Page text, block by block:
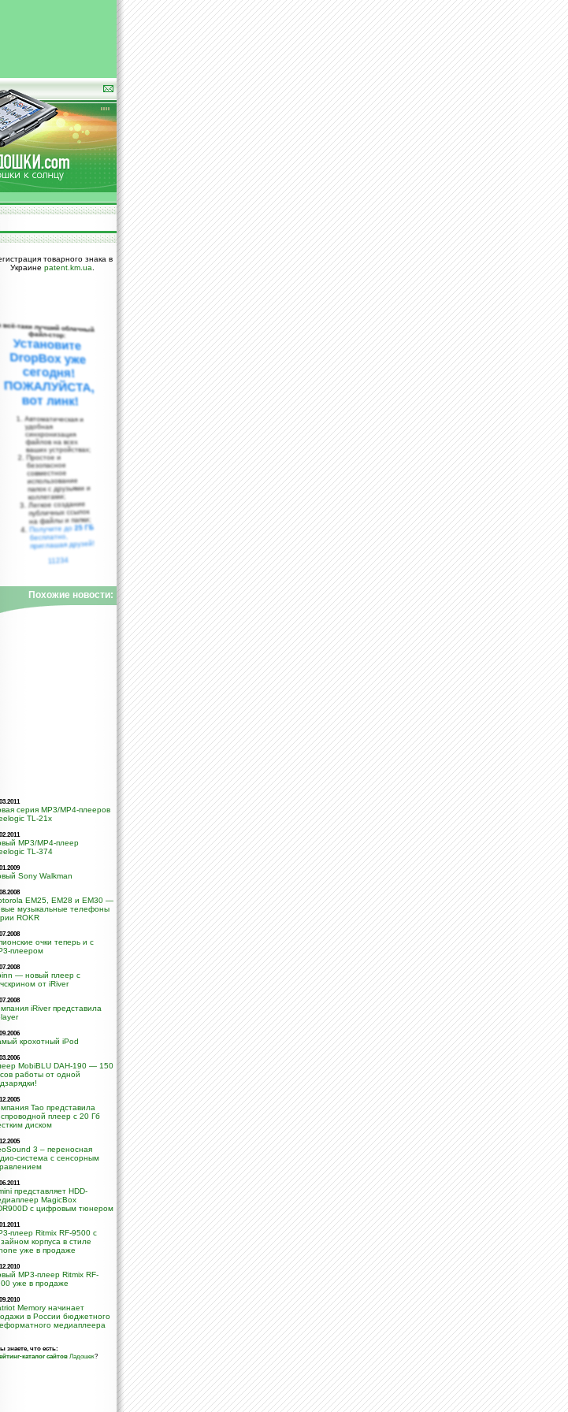
товарного знака в
Украине patent.km.ua
всё-таки лучший облачный
файл-стор:
Установите
DropBox уже
сегодня!
ПОЖАЛУЙСТА,
вот линк!
Автоматическая и
удобная
синхронизация
файлов на всех
ваших устройствах;
Простое и
безопасное
совместное
использование
папок с друзьями и
коллегами;
Легкое создание
публичных ссылок
на файлы и папки;
Получите до25 ГБ
бесплатно,
приглашая друзей!
11234
Похожие новости:
серия MP3/MP4-плееров
TL-21x
MP3/MP4-плеер
TL-374
Sony Walkman
EM25, EM28 и EM30 —
музыкальные телефоны
ROKR
очки теперь и с
плеером
— новый плеер с
от iRiver
iRiver представила
крохотный iPod
MobiBLU DAH-190 — 150
работы от одной
Tao представила
плеер с 20 Гб
диском
3 – переносная
система c сенсорным
представляет HDD-
MagicBox
с цифровым тюнером
плеер Ritmix RF-9500 с
корпуса в стиле
уже в продаже
MP3-плеер Ritmix RF-
уже в продаже
Memory начинает
в России бюджетного
медиаплеера
знаете, что есть:
каталог сайтов Ладошек?